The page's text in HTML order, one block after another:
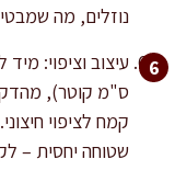
נוזלים, מה
ס"מ קוטר),
קמח לציפוי
שטוחה יחסית –